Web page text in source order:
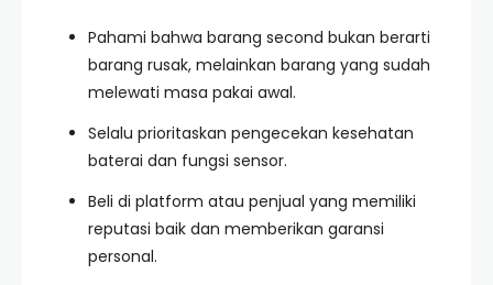
Pahami bahwa barang second bukan berarti
barang rusak, melainkan barang yang sudah
melewati masa pakai awal.
Selalu prioritaskan pengecekan kesehatan
baterai dan fungsi sensor.
Beli di platform atau penjual yang memiliki
reputasi baik dan memberikan garansi
personal.